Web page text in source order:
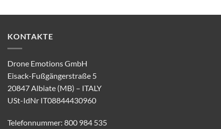
KONTAKTE
Drone Emotions GmbH
Eisack-Fußgängerstraße 5
20847 Albiate (MB) – ITALY
USt-IdNr IT08844430960
Telefonnummer: 800 984 535